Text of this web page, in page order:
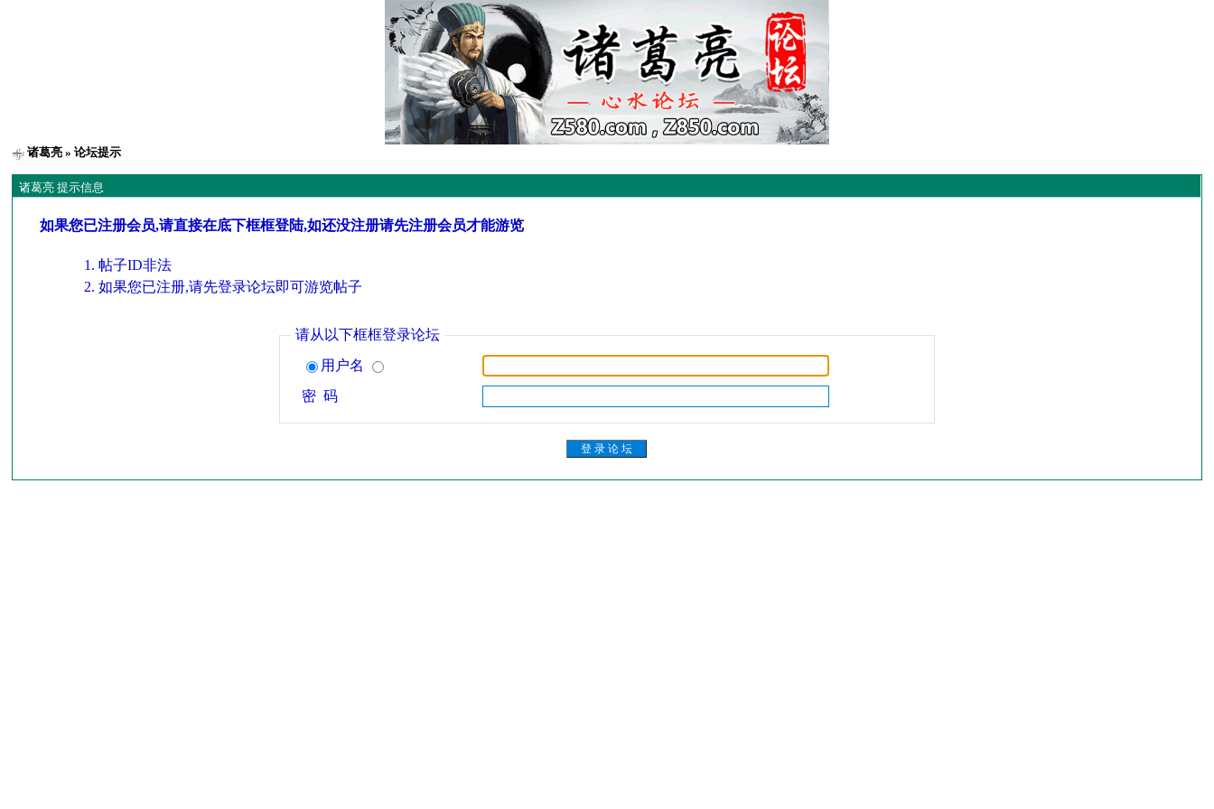
诸葛亮 » 论坛提示
诸葛亮 提示信息
如果您已注册会员,请直接在底下框框登陆,如还没注册请先注册会员才能游览
帖子ID非法
如果您已注册,请先登录论坛即可游览帖子
请从以下框框登录论坛
用户名
密 码